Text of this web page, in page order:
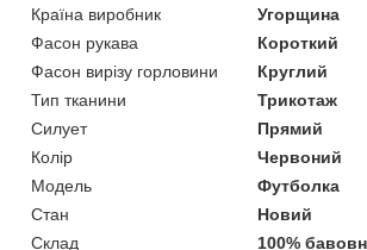
Країна виробник
Угорщина
Фасон рукава
Короткий
Фасон вирізу горловини
Круглий
Тип тканини
Трикотаж
Силует
Прямий
Колір
Червоний
Модель
Футболка
Стан
Новий
Склад
100%